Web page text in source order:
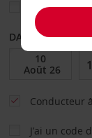
DATE DE DÉBUT
Conducteur
J’ai un code